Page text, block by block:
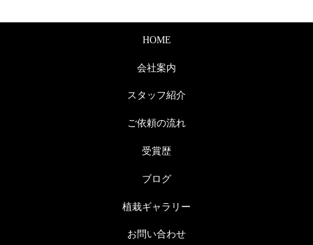
HOME
会社案内
スタッフ紹介
ご依頼の流れ
受賞歴
ブログ
植栽ギャラリー
お問い合わせ